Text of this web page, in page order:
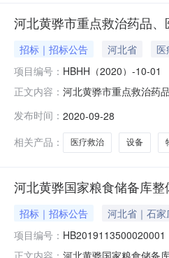
河北黄骅市重点救治药品
招标｜招标公告 河北省 医
项目编号： HBHH（2020）-10-01
正文内容： 河北黄骅市重点救治药
局，招标编号：HBHH
的政府采购政
发布时间： 2020-09-28
相关产品：
医疗救治 设备
河北黄骅国家粮食储备库
招标｜招标公告 河北省｜石
项目编号： HB2019113500020001
河北黄骅国家粮食储备